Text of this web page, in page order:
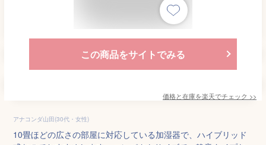
この商品をサイトでみる
価格と在庫を楽天でチェック >>
アナコンダ山田(30代・女性)
10畳ほどの広さの部屋に対応している加湿器で、ハイブリッド